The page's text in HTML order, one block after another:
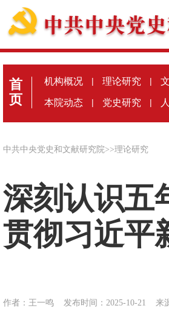
首
页
机构概况 | 理论研究 |
本院动态 | 党史研究 |
中共中央党史和文献研究院>>理论研究
深刻认识五
贯彻习近平
作者：王一鸣 发布时间：2025-10-21 来